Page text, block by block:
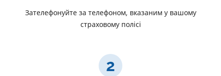
Зателефонуйте за телефоном, вказаним у вашому
страховому полісі
2